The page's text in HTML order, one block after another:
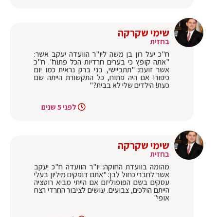
שימי שקרקה
בחזית
ח"כ יעל רון בן משה ליו"ר הוועדה יעקב אשר:
"אתה קופץ כי בערים חרדיות הכל פתוח". ח"כ
אשר זועם: "תתביישי, בני ברק נראית כמו יום
כיפור! אם היה פתוח, כל התקשורת הייתה שם
כעת! הילדים שלי לא בבית?"
לפני 5 שנים
שימי שקרקה
בחזית
מהומה בוועדת החוקה: יו"ר הוועדה ח"כ יעקב
אשר לחברי כחול לבן: "אתם דופקים מיליון בעלי
עסקים בשם הפופוליזם אם הייתי מביא רוטציה
הייתם הולכים, צבועים. עושים לציבור החרדי רצח
אופי"